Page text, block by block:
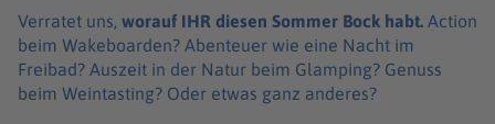
Verratet uns, worauf IHR diesen Sommer Bock habt. Action
beim Wakeboarden? Abenteuer wie eine Nacht im
Freibad? Auszeit in der Natur beim Glamping? Genuss
beim Weintasting? Oder etwas ganz anderes?